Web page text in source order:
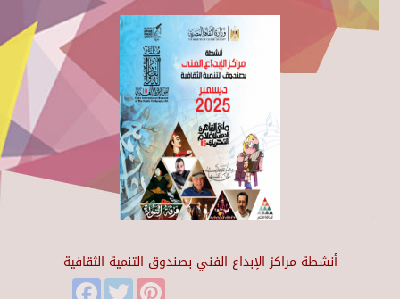
أنشطة مراكز الإبداع الفني بصندوق التنمية الثقافية
FacebookTwitter